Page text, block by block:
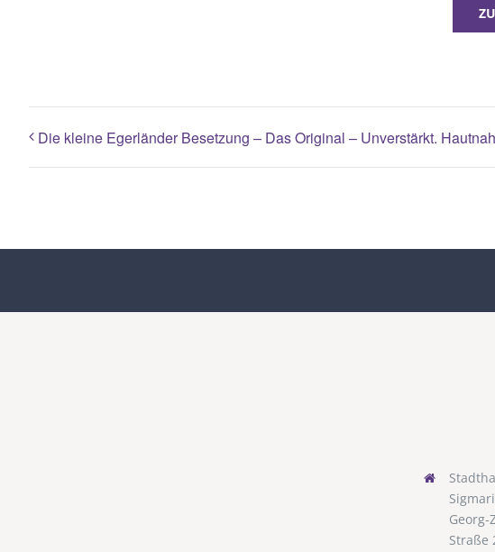
Die kleine Egerländer Besetzung – Das Original – Unverstärkt.
Georg-
Straße